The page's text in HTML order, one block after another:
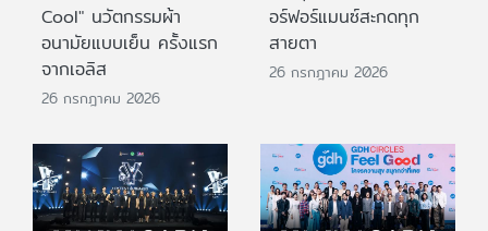
Cool" นวัตกรรมผ้า
อนามัยแบบเย็น ครั้งแรก
จากเอลิส
26 กรกฎาคม 2026
อร์ฟอร์แมนซ์สะกดทุก
สายตา
26 กรกฎาคม 2026